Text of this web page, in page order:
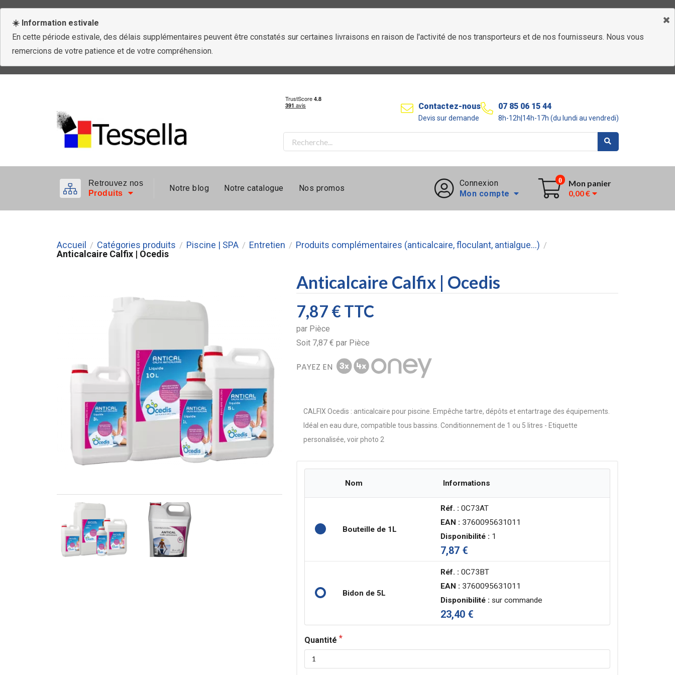
☀️ Information estivale
En cette période estivale, des délais supplémentaires peuvent être constatés sur certaines livraisons en raison de l'activité de nos transporteurs et de nos fournisseurs. Nous vous
remercions de votre patience et de votre compréhension.
Contactez-nous
Devis sur demande
07 85 06 15 44
8h-12h|14h-17h (du lundi au vendredi)
Retrouvez nos
Produits
Notre blog Notre catalogue Nos promos
Connexion
Mon compte
0
Mon panier
0,00 €
Accueil / Catégories produits / Piscine | SPA / Entretien / Produits complémentaires (anticalcaire, floculant, antialgue...) /
Anticalcaire Calfix | Ocedis
Anticalcaire Calfix | Ocedis
7,87 €TTC
par Pièce
Soit 7,87 € par Pièce
PAYEZ EN
CALFIX Ocedis : anticalcaire pour piscine. Empêche tartre, dépôts et entartrage des équipements.
Idéal en eau dure, compatible tous bassins. Conditionnement de 1 ou 5 litres - Etiquette
personalisée, voir photo 2
Nom Informations
Bouteille de 1L
Réf. : 0C73AT
EAN : 3760095631011
Disponibilité : 1
7,87 €
Bidon de 5L
Réf. : 0C73BT
EAN : 3760095631011
Disponibilité : sur commande
23,40 €
Quantité